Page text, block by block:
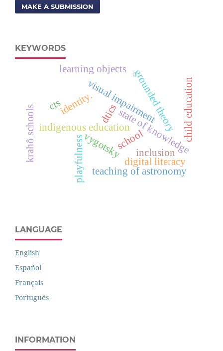
MAKE A SUBMISSION
KEYWORDS
indigenous education
krahô schools
identity.
state of knowledge
school child education
vygotsky
cts grounded theory
inclusion
playfulness
visual impairment
teaching of astronomy
learning objects
digital literacy
dtics
LANGUAGE
English
Español
Français
Português
INFORMATION